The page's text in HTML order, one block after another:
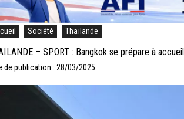
Société Thaïlande
– SPORT : Bangkok se prépare à
de publication : 28/03/2025